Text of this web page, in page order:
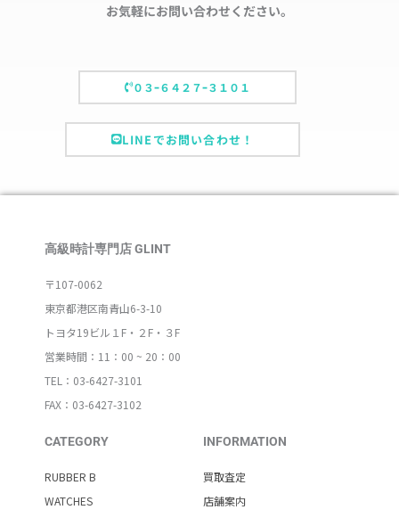
お気軽にお問い合わせください。
０３ｰ６４２７ｰ３１０１
LINEでお問い合わせ！
高級時計専門店 GLINT
〒107-0062
東京都港区南青山6-3-10
トヨタ19ビル１F・２F・３F
営業時間：11：00 ~ 20：00
TEL：03-6427-3101
FAX：03-6427-3102
CATEGORY
RUBBER B
WATCHES
INFORMATION
買取査定
店舗案内